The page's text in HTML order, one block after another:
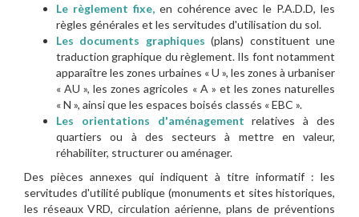
Le règlement fixe,en cohérence avec le P.A.D.D, les
règles générales et les servitudes d'utilisation du sol.
Les documents graphiques(plans) constituent une
traduction graphique du règlement. Ils font notamment
apparaître les zones urbaines « U », les zones à urbaniser
« AU », les zones agricoles « A » et les zones naturelles
« N », ainsi que les espaces boisés classés « EBC ».
Les orientations d'aménagementrelatives à des
quartiers ou à des secteurs à mettre en valeur,
réhabiliter, structurer ou aménager.
Des pièces annexes qui indiquent à titre informatif : les
servitudes d'utilité publique (monuments et sites historiques,
les réseaux VRD, circulation aérienne, plans de préventions